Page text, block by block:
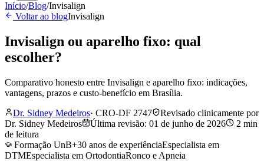
Início/Blog/Invisalign
Voltar ao blogInvisalign
Invisalign ou aparelho fixo: qual
escolher?
Comparativo honesto entre Invisalign e aparelho fixo: indicações,
vantagens, prazos e custo-benefício em Brasília.
Dr. Sidney Medeiros· CRO-DF 2747
Revisado clinicamente por
Dr. Sidney Medeiros
Última revisão: 01 de junho de 2026 2 min
de leitura
Formação UnB+30 anos de experiênciaEspecialista em
DTMEspecialista em OrtodontiaRonco e Apneia